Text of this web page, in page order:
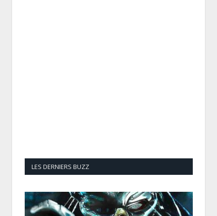
LES DERNIERS BUZZ